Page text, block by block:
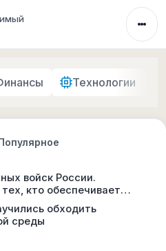
Технологии
Популярное
войск России.
кто обеспечивает
железных дорог
обходить
среды